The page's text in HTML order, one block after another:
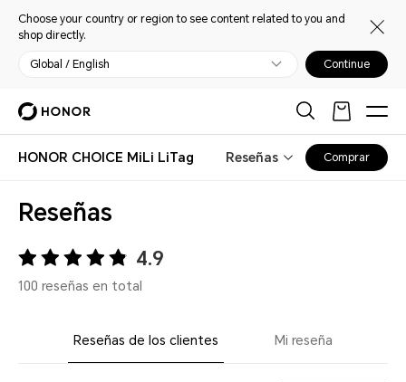
Choose your country or region to see content related to you and
shop directly.
Global / English Continue
HONOR CHOICE MiLi LiTag Reseñas Comprar
Reseñas
4.9
100 reseñas en total
Reseñas de los clientes Mi reseña